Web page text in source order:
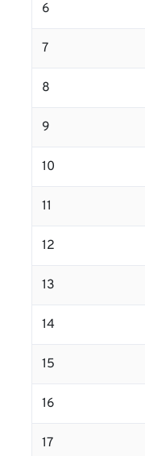
6
7
8
9
10
11
12
13
14
15
16
17